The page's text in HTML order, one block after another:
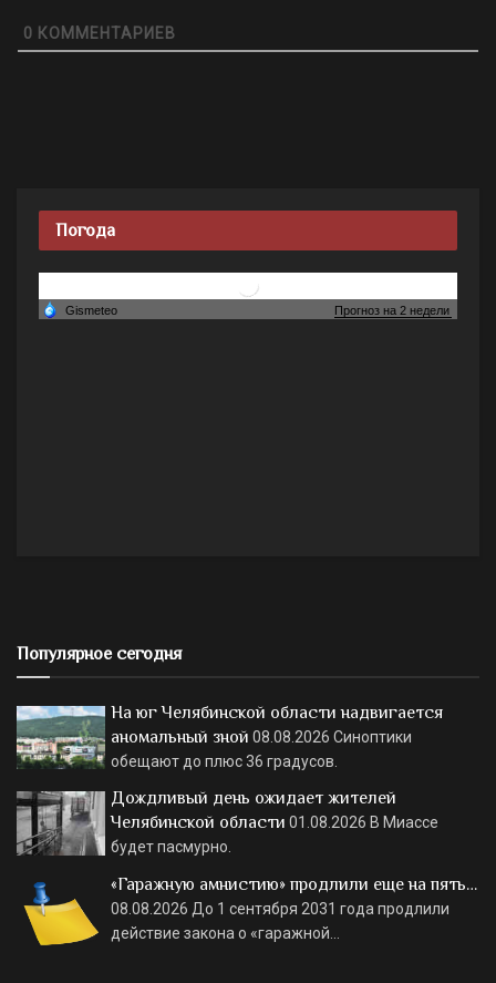
0 КОММЕНТАРИЕВ
Погода
Популярное сегодня
На юг Челябинской области надвигается
аномальный зной 08.08.2026 Синоптики
обещают до плюс 36 градусов.
Дождливый день ожидает жителей
Челябинской области 01.08.2026 В Миассе
будет пасмурно.
«Гаражную амнистию» продлили еще на пять…
08.08.2026 До 1 сентября 2031 года продлили
действие закона о «гаражной…